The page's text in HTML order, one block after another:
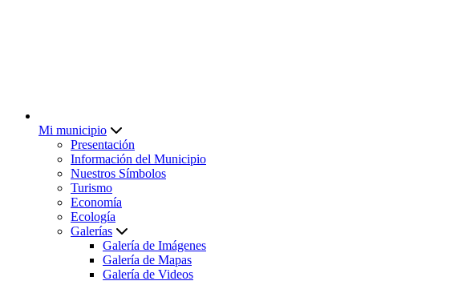
Mi municipio
Presentación
Información del Municipio
Nuestros Símbolos
Turismo
Economía
Ecología
Galerías
Galería de Imágenes
Galería de Mapas
Galería de Videos